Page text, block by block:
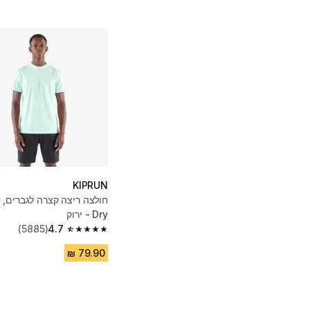
KIPRUN
Dry - ירוק
4.7
4.7 out of 5 stars from 5885 reviews
(5885)